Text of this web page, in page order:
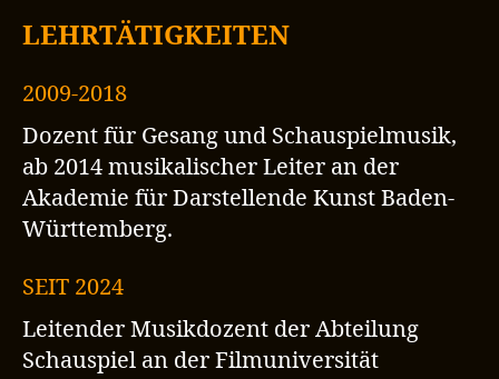
LEHRTÄTIGKEITEN
2009-2018
Dozent für Gesang und Schauspielmusik,
ab 2014 musikalischer Leiter an der
Akademie für Darstellende Kunst Baden-
Württemberg.
SEIT 2024
Leitender Musikdozent der Abteilung
Schauspiel an der Filmuniversität